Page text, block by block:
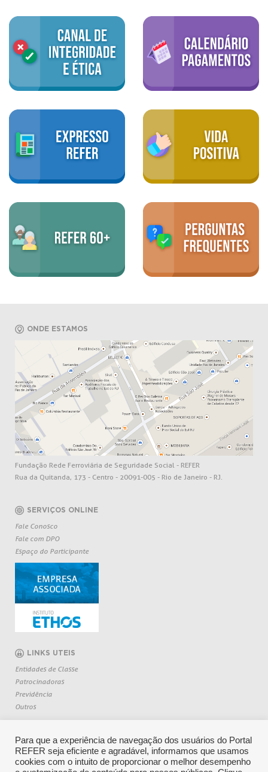
ONDE ESTAMOS
Fundação Rede Ferroviária de Seguridade Social - REFER
Rua da Quitanda, 173 - Centro - 20091-005 - Rio de Janeiro - RJ.
SERVIÇOS ONLINE
Fale Conosco
Fale com DPO
Espaço do Participante
LINKS UTEIS
Entidades de Classe
Patrocinadoras
Previdência
Outros
Para que a experiência de navegação dos usuários do Portal
REFER seja eficiente e agradável, informamos que usamos
cookies com o intuito de proporcionar o melhor desempenho